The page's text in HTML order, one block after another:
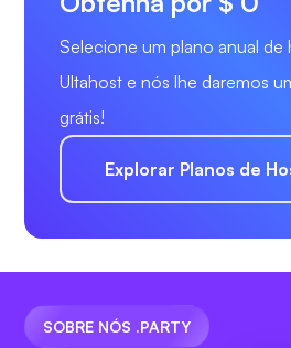
Selecione um plano anual de
Ultahost e nós lhe daremos
grátis!
Explorar Planos de
SOBRE NÓS .PARTY